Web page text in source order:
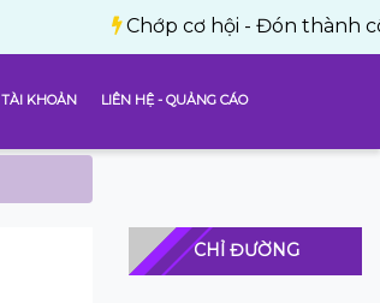
Chớp cơ hội - Đón thành công với
TÀI KHOẢN LIÊN HỆ - QUẢNG CÁO
CHỈ ĐƯỜNG